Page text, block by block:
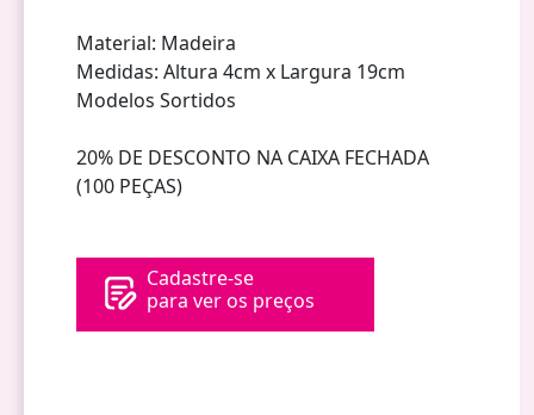
Material: Madeira
Medidas: Altura 4cm x Largura 19cm
Modelos Sortidos
20% DE DESCONTO NA CAIXA FECHADA
(100 PEÇAS)
Cadastre-se
para ver os preços